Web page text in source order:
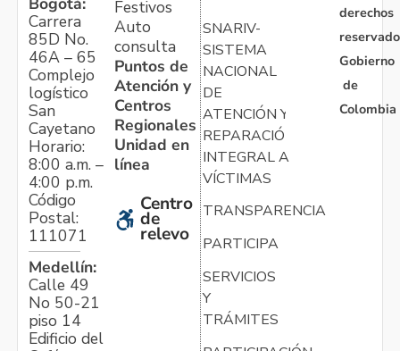
Carrera
85D No.
46A – 65
Complejo
logístico
San
Cayetano
Horario:
8:00 a.m. –
4:00 p.m.
Código
Postal:
111071
Medellín:
Calle 49
No 50-21
piso 14
Edificio del
Festivos
Auto
consulta
Puntos de
Atención y
Centros
Regionales
Unidad en
línea
Centro
de
relevo
SNARIV-
SISTEMA
NACIONAL
DE
ATENCIÓN Y
REPARACIÓN
INTEGRAL A
VÍCTIMAS
TRANSPARENCIA
PARTICIPA
SERVICIOS
Y
TRÁMITES
derechos
Gobierno
de
Colombia